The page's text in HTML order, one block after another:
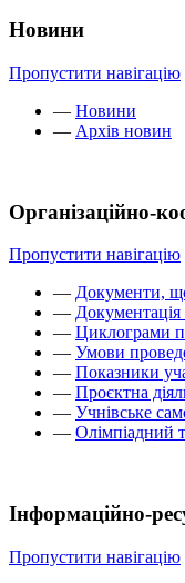
Новини
Пропустити навігацію
— Новини
— Архів новин
Організаційно-
Пропустити навігацію
— Документи,
— Документація
— Циклограми
— Умови
— Показники
— Проєктна
— Учнівське
— Олімпіадний
Інформаційно-
Пропустити навігацію